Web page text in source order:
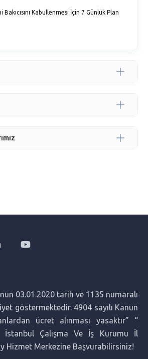
Kabullenmesi İçin 7 Günlük Plan
Neden Tercih Ediliyor?
03.01.2020 tarih ve 1135 numaralı
göstermektedir. 4904 sayılı Kanun
ücret alınması yasaktır” “
İstanbul Çalışma Ve İş Kurumu İl
Hizmet Merkezine Başvurabilirsiniz!